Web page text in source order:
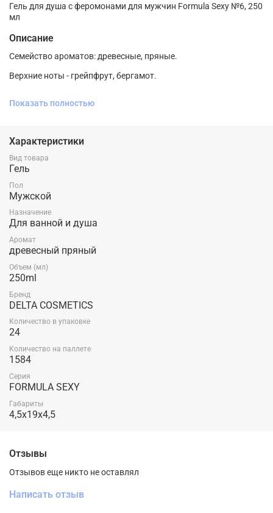
Гель для душа с феромонами для мужчин Formula Sexy №6, 250
мл
Описание
Семейство ароматов: древесные, пряные.
Верхние ноты - грейпфрут, бергамот.
феромонами, которые подчеркнут мужественность, откроют
тайные знаки Вашей сексуальности и придадут Вам
уверенности в себе. Активная формула с аллантоином
экстракты грейпфрута и перца увеличивают ее тонус.
Показать полностью
Характеристики
Вид товара
Гель
Пол
Мужской
Назначение
Для ванной и душа
Аромат
древесный пряный
Объем (мл)
250ml
Бренд
DELTA COSMETICS
Количество в упаковке
24
Количество на паллете
1584
Серия
FORMULA SEXY
Габариты
4,5x19x4,5
Отзывы
Отзывов еще никто не оставлял
Написать отзыв